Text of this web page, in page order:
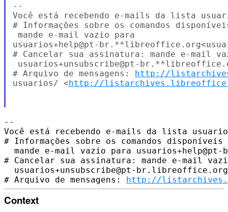
--
Você está recebendo e-mails da lista
# Informações sobre os comandos
mande e-mail vazio para
usuarios+help@pt-
# Cancelar sua assinatura: mande e-mail
usuarios+unsubscribe@pt-
# Arquivo de mensagens: http://
usuarios/ <http://
--
Você está recebendo e-mails da lista
# Informações sobre os comandos
mande e-mail vazio para usuarios+help@pt-
# Cancelar sua assinatura: mande e-mail
  usuarios+unsubscribe@pt-br.libreoffice.org
# Arquivo de mensagens: http://
Context